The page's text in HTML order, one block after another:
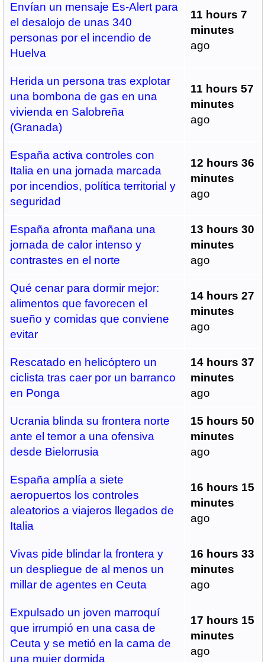
Envían un mensaje Es-Alert para
el desalojo de unas 340
personas por el incendio de
Huelva
11 hours 7
minutes
ago
Herida un persona tras explotar
una bombona de gas en una
vivienda en Salobreña
(Granada)
11 hours 57
minutes
ago
España activa controles con
Italia en una jornada marcada
por incendios, política territorial y
seguridad
12 hours 36
minutes
ago
España afronta mañana una
jornada de calor intenso y
contrastes en el norte
13 hours 30
minutes
ago
Qué cenar para dormir mejor:
alimentos que favorecen el
sueño y comidas que conviene
evitar
14 hours 27
minutes
ago
Rescatado en helicóptero un
ciclista tras caer por un barranco
en Ponga
14 hours 37
minutes
ago
Ucrania blinda su frontera norte
ante el temor a una ofensiva
desde Bielorrusia
15 hours 50
minutes
ago
España amplía a siete
aeropuertos los controles
aleatorios a viajeros llegados de
Italia
16 hours 15
minutes
ago
Vivas pide blindar la frontera y
un despliegue de al menos un
millar de agentes en Ceuta
16 hours 33
minutes
ago
Expulsado un joven marroquí
que irrumpió en una casa de
Ceuta y se metió en la cama de
una mujer dormida
17 hours 15
minutes
ago